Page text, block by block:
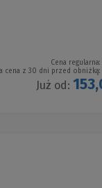
Cena regularna:
cena z 30 dni przed obniżką:
Już od: